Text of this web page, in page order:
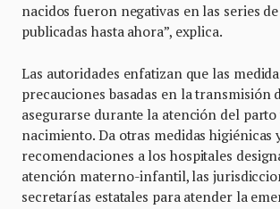
nacidos fueron negativas en las series de
publicadas hasta ahora”, explica.
Las autoridades enfatizan que las
precauciones basadas en la transmisión
asegurarse durante la atención del parto
nacimiento. Da otras medidas higiénicas
recomendaciones a los hospitales
atención materno-infantil, las
secretarías estatales para atender la